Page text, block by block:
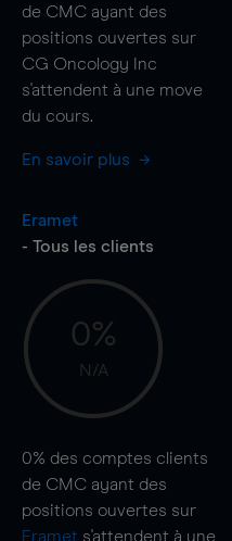
de CMC ayant des
positions ouvertes sur
CG Oncology Inc
s'attendent à une move
du cours.
En savoir plus
Eramet
- Tous les clients
0%
N/A
0% des comptes clients
de CMC ayant des
positions ouvertes sur
Eramet s'attendent à une